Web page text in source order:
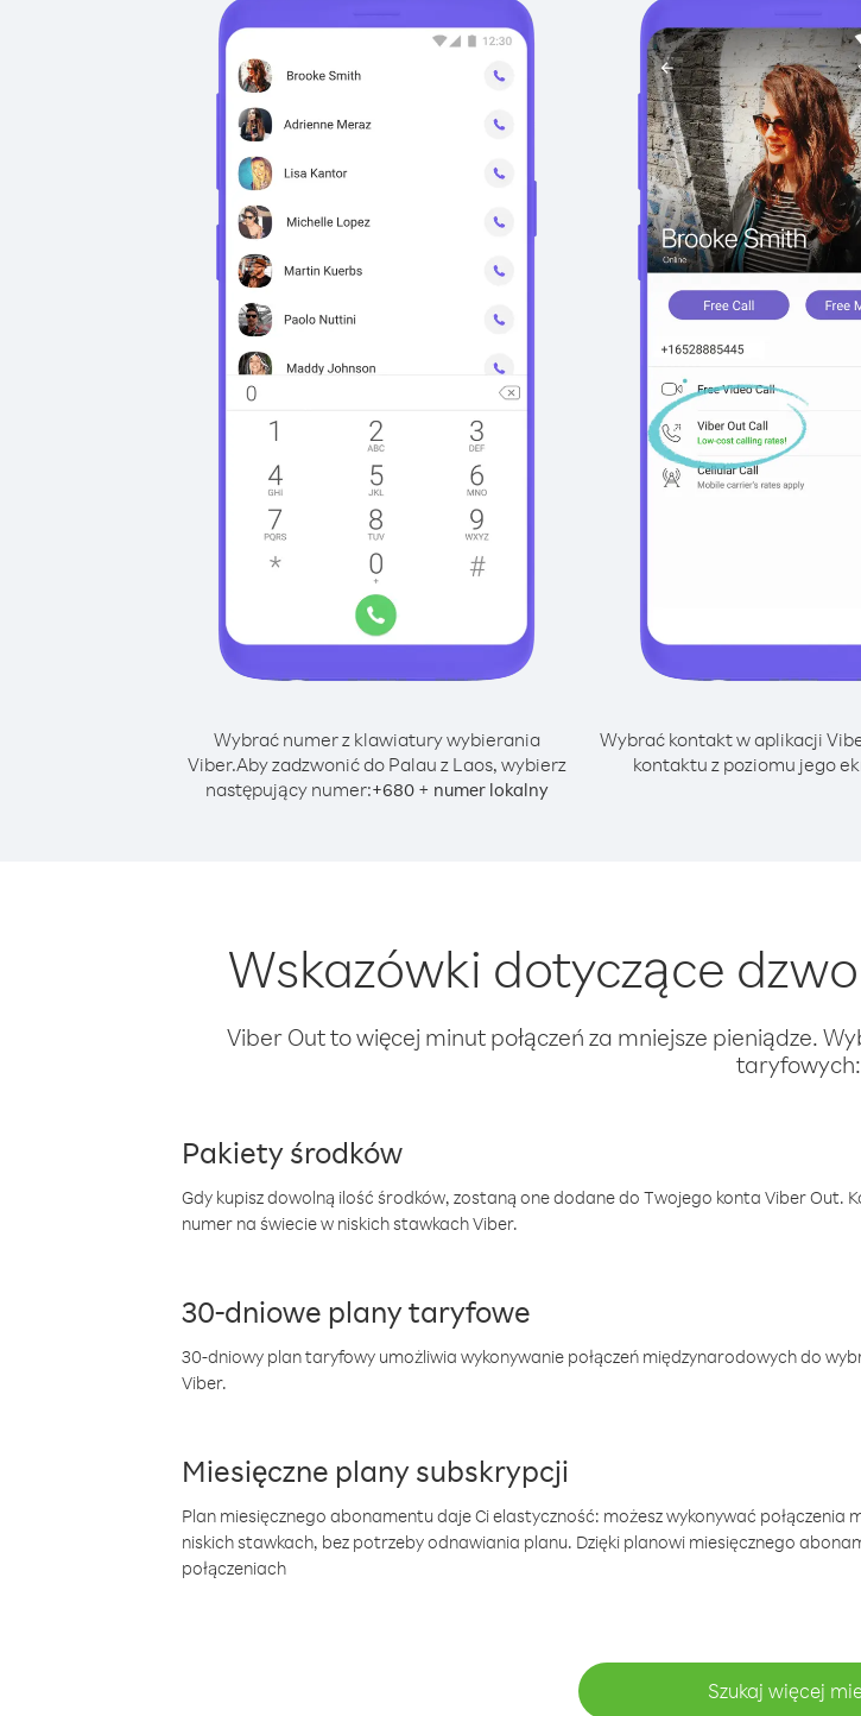
Wybrać numer z klawiatury wybierania
Viber.Aby zadzwonić do Palau z Laos, wybierz
następujący numer:+680+ numer lokalny
Wybrać kontakt w aplikacji
kontaktu z poziomu jego
Wskazówki dotyczące
Viber Out to więcej minut połączeń za mniejsze pieniądze.
taryfowych:
Pakiety środków
Gdy kupisz dowolną ilość środków, zostaną one dodane do Twojego konta Viber Out.
numer na świecie w niskich stawkach Viber.
30-dniowe plany taryfowe
30-dniowy plan taryfowy umożliwia wykonywanie połączeń międzynarodowych do
Viber.
Miesięczne plany subskrypcji
Plan miesięcznego abonamentu daje Ci elastyczność: możesz wykonywać
niskich stawkach, bez potrzeby odnawiania planu. Dzięki planowi miesięcznego
połączeniach
Szukaj więcej